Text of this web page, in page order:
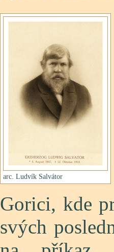
arc. Ludvík Salvátor
Gorici, kde
svých